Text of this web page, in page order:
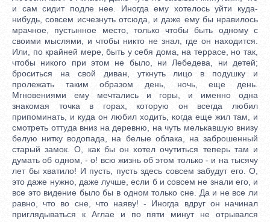
и сам сидит подле нее. Иногда ему хотелось уйти куда-
нибудь, совсем исчезнуть отсюда, и даже ему бы нравилось
мрачное, пустынное место, только чтобы быть одному с
своими мыслями, и чтобы никто не знал, где он находится.
Или, по крайней мере, быть у себя дома, на террасе, но так,
чтобы никого при этом не было, ни Лебедева, ни детей;
броситься на свой диван, уткнуть лицо в подушку и
пролежать таким образом день, ночь, еще день.
Мгновениями ему мечтались и горы, и именно одна
знакомая точка в горах, которую он всегда любил
припоминать, и куда он любил ходить, когда еще жил там, и
смотреть оттуда вниз на деревню, на чуть мелькавшую внизу
белую нитку водопада, на белые облака, на заброшенный
старый замок. О, как бы он хотел очутиться теперь там и
думать об одном, - о! всю жизнь об этом только - и на тысячу
лет бы хватило! И пусть, пусть здесь совсем забудут его. О,
это даже нужно, даже лучше, если б и совсем не знали его, и
все это видение было бы в одном только сне. Да и не все ли
равно, что во сне, что наяву! - Иногда вдруг он начинал
приглядываться к Аглае и по пяти минут не отрывался